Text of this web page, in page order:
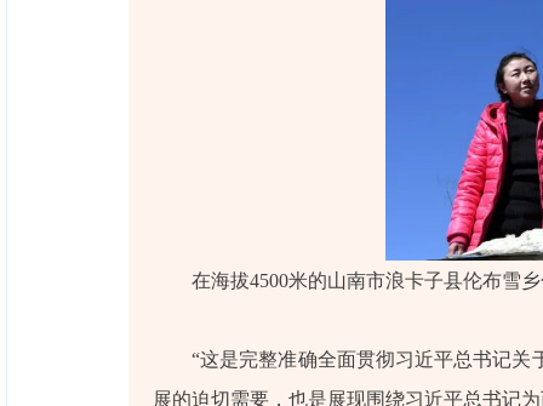
在海拔4500米的山南市浪卡子县伦布雪
“这是完整准确全面贯彻习近平总书记
展的迫切需要，也是展现围绕习近平总书记